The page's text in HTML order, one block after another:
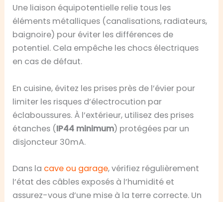
Une liaison équipotentielle relie tous les
éléments métalliques (canalisations, radiateurs,
baignoire) pour éviter les différences de
potentiel. Cela empêche les chocs électriques
en cas de défaut.
En cuisine, évitez les prises près de l’évier pour
limiter les risques d’électrocution par
éclaboussures. À l’extérieur, utilisez des prises
étanches (IP44 minimum) protégées par un
disjoncteur 30mA.
Dans la cave ou garage, vérifiez régulièrement
l’état des câbles exposés à l’humidité et
assurez-vous d’une mise à la terre correcte. Un